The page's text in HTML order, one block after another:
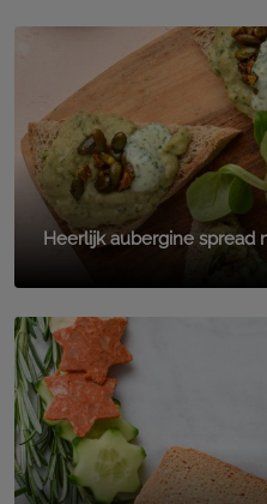
Heerlijk aubergine spread